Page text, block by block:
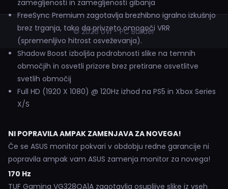
zamegljenosti in zamegljenosti gibanja
FreeSync Premium zagotavlja brezhibno igralno izkušnjo
brez trganja, tako da privzeto omogoči VRR
(spremenljivo hitrost osveževanja).
Shadow Boost izboljša podrobnosti slike na temnih
območjih in osvetli prizore brez pretirane osvetlitve
svetlih območij
Full HD (1920 X 1080) @ 120Hz izhod na PS5 in Xbox Series
X/S
NI POPRAVILA AMPAK ZAMENJAVA ZA NOVEGA!
Če se ASUS monitor pokvari v obdobju redne garancije ni
popravila ampak vam ASUS zamenja monitor za novega!
170 Hz
TUF Gaming VG328QA1A zagotavlja osupljive slike iz vseh
© 2026 UVI - PC Builder